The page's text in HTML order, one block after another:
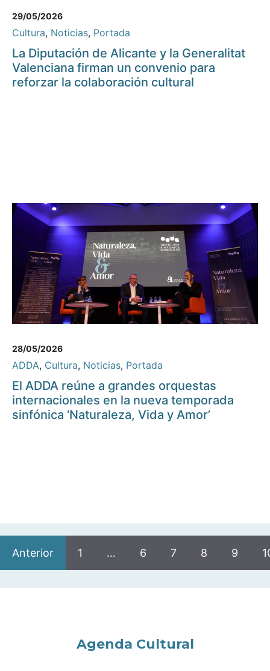
29/05/2026
Cultura, Noticias, Portada
La Diputación de Alicante y la Generalitat
Valenciana firman un convenio para
reforzar la colaboración cultural
28/05/2026
ADDA, Cultura, Noticias, Portada
El ADDA reúne a grandes orquestas
internacionales en la nueva temporada
sinfónica ‘Naturaleza, Vida y Amor’
Anterior 1 … 6 7 8 9
Agenda Cultural